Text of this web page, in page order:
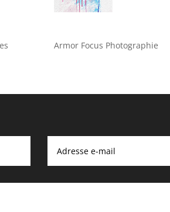
Armor Focus Photographie